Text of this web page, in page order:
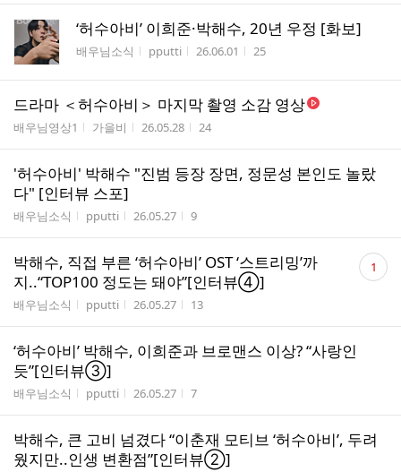
‘허수아비’ 이희준·박해수, 20년 우정 [화보]
게시판명
배우님소식 작성자
pputti 작성시간
26.06.01 조회수
25
드라마 ＜허수아비＞ 마지막 촬영 소감 영상
게시판명
배우님영상1 작성자
가을비 작성시간
26.05.28 조회수
24
'허수아비' 박해수 "진범 등장 장면, 정문성 본인도 놀랐
다" [인터뷰 스포]
게시판명
배우님소식 작성자
pputti 작성시간
26.05.27 조회수
9
박해수, 직접 부른 ‘허수아비’ OST ‘스트리밍’까
지..“TOP100 정도는 돼야”[인터뷰④]
게시판명
배우님소식 작성자
pputti 작성시간
26.05.27 조회수
13
댓
글 1
‘허수아비’ 박해수, 이희준과 브로맨스 이상? “사랑인
듯”[인터뷰③]
게시판명
배우님소식 작성자
pputti 작성시간
26.05.27 조회수
7
박해수, 큰 고비 넘겼다 “이춘재 모티브 ‘허수아비’, 두려
웠지만..인생 변환점”[인터뷰②]